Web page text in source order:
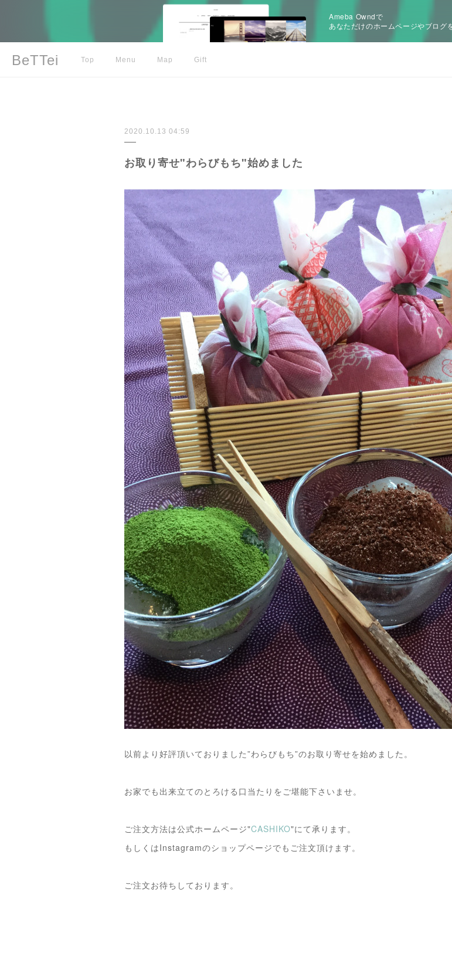
Ameba Owndで
あなただけのホームページやブログ
BeTTei Top Menu Map Gift
2020.10.13 04:59
お取り寄せ"わらびもち"始めました
以前より好評頂いておりました”わらびもち”のお取り寄せを始めました。
お家でも出来立てのとろける口当たりをご堪能下さいませ。
ご注文方法は公式ホームページ"CASHIKO"にて承ります。
もしくはInstagramのショップページでもご注文頂けます。
ご注文お待ちしております。